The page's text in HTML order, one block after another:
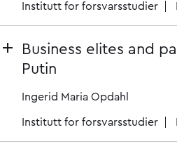
Institutt for forsvarsstudier
Business elites and
Putin
Ingerid Maria Opdahl
Institutt for forsvarsstudier